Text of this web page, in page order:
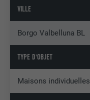
VILLE
Borgo Valbelluna BL
TYPE D'OBJET
Maisons individuelles